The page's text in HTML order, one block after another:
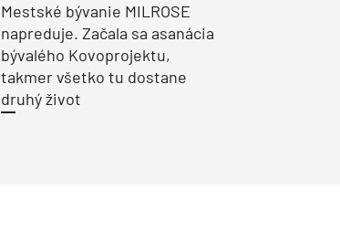
Mestské bývanie MILROSE
napreduje. Začala sa asanácia
bývalého Kovoprojektu,
takmer všetko tu dostane
druhý život